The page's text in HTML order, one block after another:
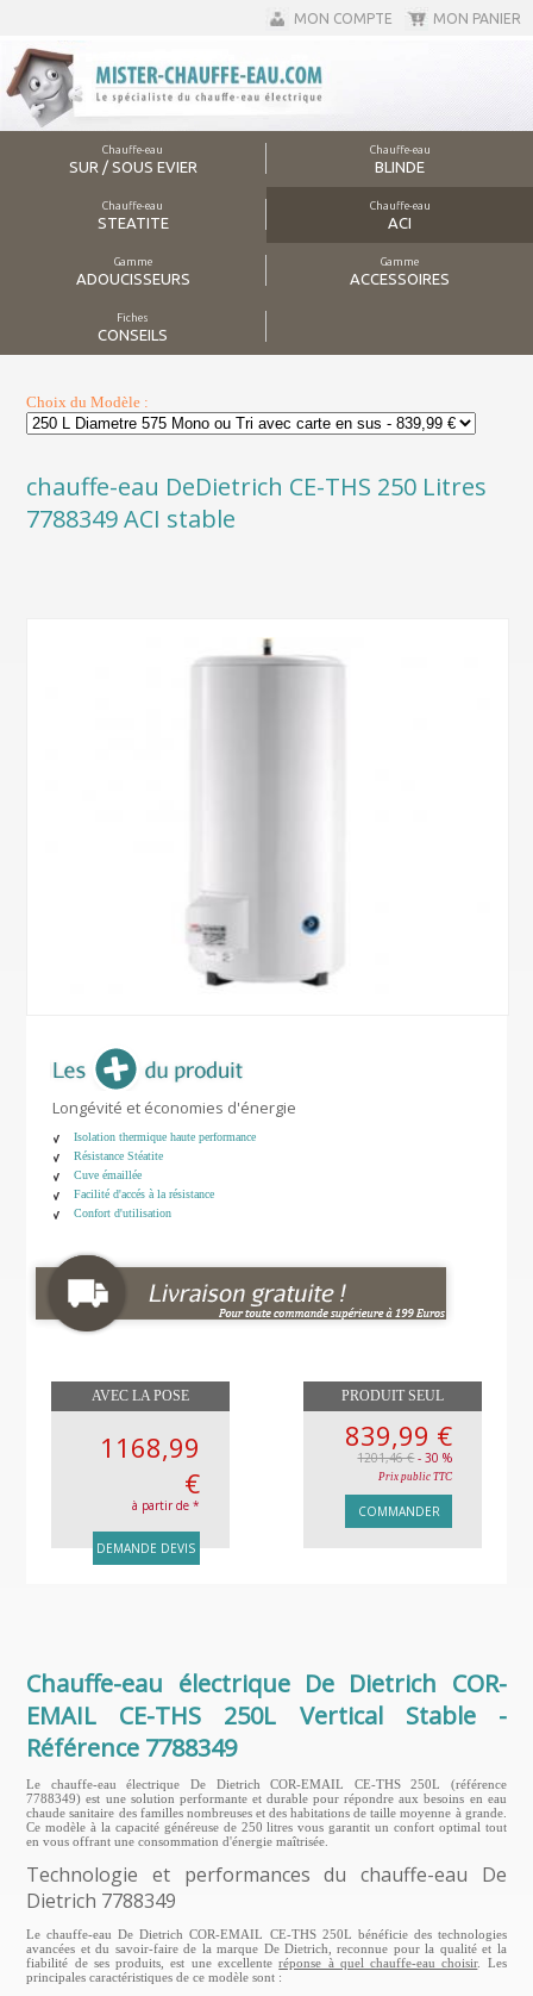
MON PANIER
MON COMPTE
Chauffe-eau
SUR / SOUS EVIER
Chauffe-eau
BLINDE
Chauffe-eau
STEATITE
Chauffe-eau
ACI
Gamme
ADOUCISSEURS
Gamme
ACCESSOIRES
Fiches
CONSEILS
Choix du Modèle :
chauffe-eau DeDietrich CE-THS 250 Litres
7788349 ACI stable
Longévité et économies d'énergie
Isolation thermique haute performance
Résistance Stéatite
Cuve émaillée
Facilité d'accés à la résistance
Confort d'utilisation
AVEC LA POSE
1168,99
€
à partir de *
DEMANDE DEVIS
PRODUIT SEUL
839,99 €
1201,46 € - 30 %
Prix public TTC
COMMANDER
Chauffe-eau électrique De Dietrich COR-
EMAIL CE-THS 250L Vertical Stable -
Référence 7788349
Le chauffe-eau électrique De Dietrich COR-EMAIL CE-THS 250L (référence
7788349) est une solution performante et durable pour répondre aux besoins en eau
chaude sanitaire des familles nombreuses et des habitations de taille moyenne à grande.
Ce modèle à la capacité généreuse de 250 litres vous garantit un confort optimal tout
en vous offrant une consommation d'énergie maîtrisée.
Technologie et performances du chauffe-eau De
Dietrich 7788349
Le chauffe-eau De Dietrich COR-EMAIL CE-THS 250L bénéficie des technologies
avancées et du savoir-faire de la marque De Dietrich, reconnue pour la qualité et la
fiabilité de ses produits, est une excellenteréponse à quel chauffe-eau choisir. Les
principales caractéristiques de ce modèle sont :